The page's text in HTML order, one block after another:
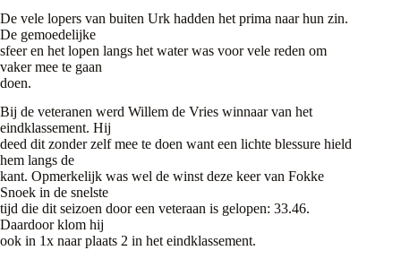
De vele lopers van buiten Urk hadden het prima naar hun zin.
De gemoedelijke
sfeer en het lopen langs het water was voor vele reden om
vaker mee te gaan
doen.
Bij de veteranen werd Willem de Vries winnaar van het
eindklassement. Hij
deed dit zonder zelf mee te doen want een lichte blessure hield
hem langs de
kant. Opmerkelijk was wel de winst deze keer van Fokke
Snoek in de snelste
tijd die dit seizoen door een veteraan is gelopen: 33.46.
Daardoor klom hij
ook in 1x naar plaats 2 in het eindklassement.